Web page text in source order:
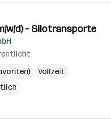
w/d) – Silotransporte
Vollzeit